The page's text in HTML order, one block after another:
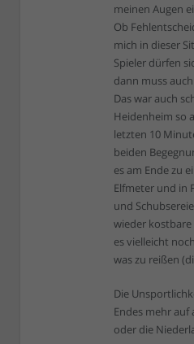
meinen Augen
Ob
mich in dieser
Spieler dürfen
dann muss
Das war auch
Heidenheim so
letzten 10
beiden
es am Ende zu
Elfmeter und in
und
wieder
es vielleicht
was zu reißen
Die
Endes mehr
oder die